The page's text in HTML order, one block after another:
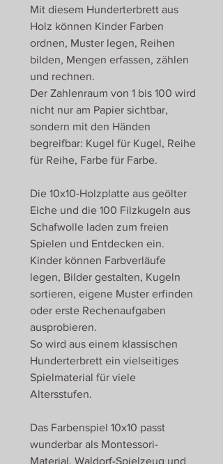
Mit diesem Hunderterbrett aus
Holz können Kinder Farben
ordnen, Muster legen, Reihen
bilden, Mengen erfassen, zählen
und rechnen.
Der Zahlenraum von 1 bis 100 wird
nicht nur am Papier sichtbar,
sondern mit den Händen
begreifbar: Kugel für Kugel, Reihe
für Reihe, Farbe für Farbe.
Die 10x10-Holzplatte aus geölter
Eiche und die 100 Filzkugeln aus
Schafwolle laden zum freien
Spielen und Entdecken ein.
Kinder können Farbverläufe
legen, Bilder gestalten, Kugeln
sortieren, eigene Muster erfinden
oder erste Rechenaufgaben
ausprobieren.
So wird aus einem klassischen
Hunderterbrett ein vielseitiges
Spielmaterial für viele
Altersstufen.
Das Farbenspiel 10x10 passt
wunderbar als Montessori-
Material, Waldorf-Spielzeug und